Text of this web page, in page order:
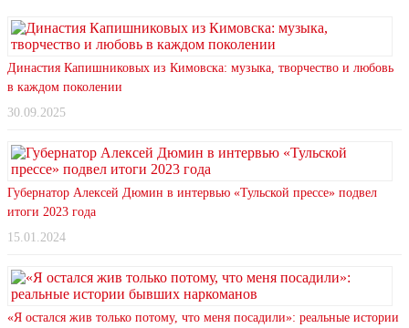
Династия Капишниковых из Кимовска: музыка, творчество и любовь
в каждом поколении
30.09.2025
Губернатор Алексей Дюмин в интервью «Тульской прессе» подвел
итоги 2023 года
15.01.2024
«Я остался жив только потому, что меня посадили»: реальные истории